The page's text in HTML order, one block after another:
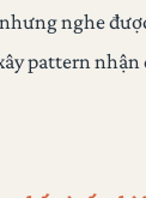
nghe
pattern